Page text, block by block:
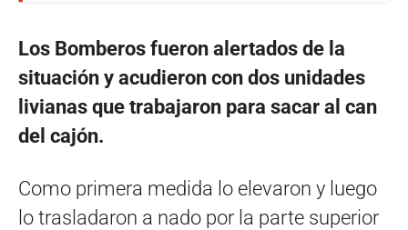
Los Bomberos fueron alertados de la
situación y acudieron con dos unidades
livianas que trabajaron para sacar al can
del cajón.
Como primera medida lo elevaron y luego
lo trasladaron a nado por la parte superior